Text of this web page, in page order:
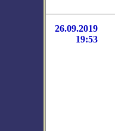
26.09.2019
19:53